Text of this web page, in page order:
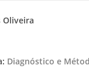
Oliveira
Diagnóstico e